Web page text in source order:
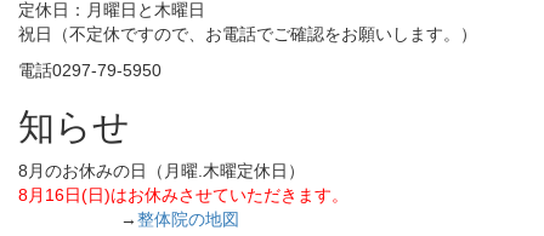
定休日：月曜日と木曜日
祝日（不定休ですので、お電話でご確認をお願いします。）
電話0297-79-5950
知らせ
8月のお休みの日（月曜.木曜定休日）
8月16日(日)はお休みさせていただきます。
→整体院の地図